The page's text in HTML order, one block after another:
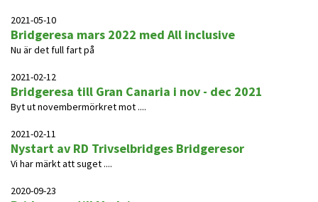
2021-05-10
Bridgeresa mars 2022 med All inclusive
Nu är det full fart på
2021-02-12
Bridgeresa till Gran Canaria i nov - dec 2021
Byt ut novembermörkret mot ....
2021-02-11
Nystart av RD Trivselbridges Bridgeresor
Vi har märkt att suget ....
2020-09-23